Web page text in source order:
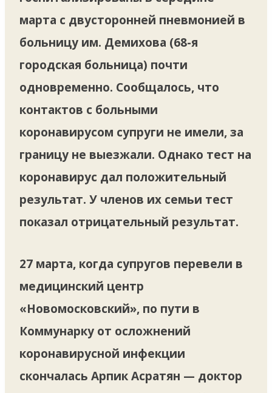
марта с двусторонней пневмонией в
больницу им. Демихова (68-я
городская больница) почти
одновременно. Сообщалось, что
контактов с больными
коронавирусом супруги не имели, за
границу не выезжали. Однако тест на
коронавирус дал положительный
результат. У членов их семьи тест
показал отрицательный результат.
27 марта, когда супругов перевели в
медицинский центр
«Новомосковский», по пути в
Коммунарку от осложнений
коронавирусной инфекции
скончалась Арпик Асратян — доктор